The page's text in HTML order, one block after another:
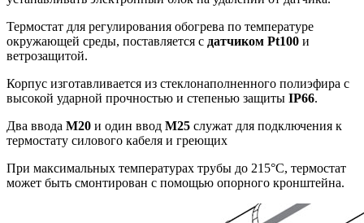
Термостат для регулирования обогрева по температуре
окружающей среды, поставляется с датчиком Pt100 и
ветрозащитой.
Корпус изготавливается из стеклонаполненного полиэфира с
высокой ударной прочностью и степенью защиты IP66.
Два ввода М20 и один ввод М25 служат для подключения к
термостату силового кабеля и греющих
При максимальных температурах трубы до 215°С, термостат
может быть смонтирован с помощью опорного кронштейна.